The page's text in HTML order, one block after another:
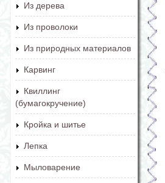
Из дерева
Из проволоки
Из природных материалов
Карвинг
Квиллинг
(бумагокручение)
Кройка и шитье
Лепка
Мыловарение